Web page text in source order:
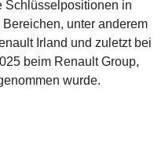
Schlüsselpositionen in
unter anderem
Irland und zuletzt bei
beim Renault Group,
wurde.